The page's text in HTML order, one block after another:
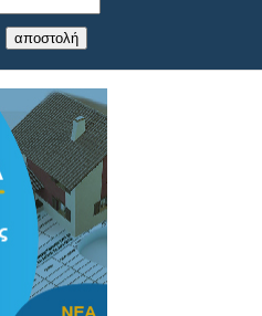
αποστολή